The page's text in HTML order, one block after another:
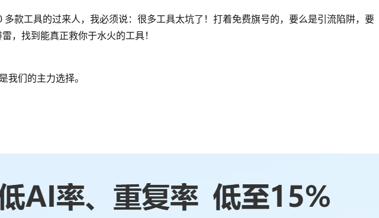
款工具的过来人，我必须说：很多工具太坑了！打着免费旗号的，要么是引流陷阱，要
，找到能真正救你于水火的工具！
我们的主力选择。